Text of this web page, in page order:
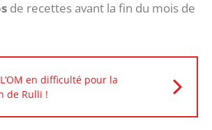
de recettes avant la fin du mois de
en difficulté pour la
de Rulli !